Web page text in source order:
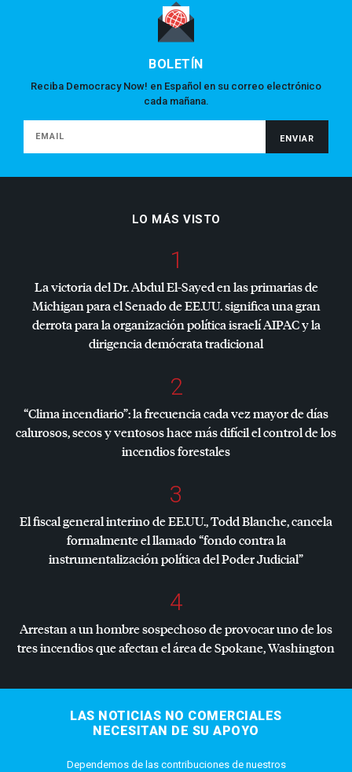
BOLETÍN
Reciba Democracy Now! en Español en su correo electrónico
cada mañana.
LO MÁS VISTO
1
La victoria del Dr. Abdul El-Sayed en las primarias de
Michigan para el Senado de EE.UU. significa una gran
derrota para la organización política israelíAIPACy la
dirigencia demócrata tradicional
2
“Clima incendiario”: la frecuencia cada vez mayor de días
calurosos, secos y ventosos hace más difícil el control de los
incendios forestales
3
El fiscal general interino de EE.UU., Todd Blanche, cancela
formalmente el llamado “fondo contra la
instrumentalización política del Poder Judicial”
4
Arrestan a un hombre sospechoso de provocar uno de los
tres incendios que afectan el área de Spokane, Washington
LAS NOTICIAS NO COMERCIALES
NECESITAN DE SU APOYO
Dependemos de las contribuciones de nuestros